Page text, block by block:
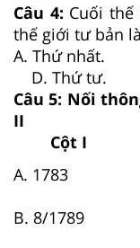
Câu 4: Cuối
thế giới tư bản
A. Thứ
D. Thứ tư.
Câu 5: Nối
II
Cột I
A. 1783
B. 8/1789